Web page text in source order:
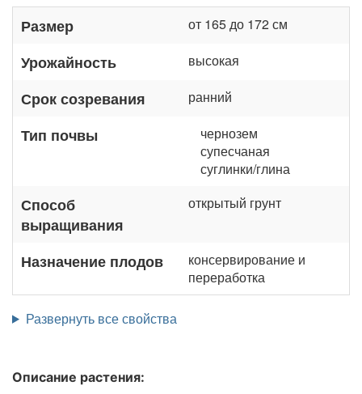
Размер от 165 до 172 см
Урожайность высокая
Срок созревания ранний
Тип почвы
чернозем
супесчаная
суглинки/глина
Способ
выращивания
открытый грунт
Назначение плодов
консервирование и
переработка
Развернуть все свойства
Описание растения: